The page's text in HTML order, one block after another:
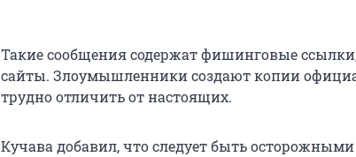
Такие сообщения содержат фишинговые
сайты. Злоумышленники создают копии
трудно отличить от настоящих.
Кучава добавил, что следует быть